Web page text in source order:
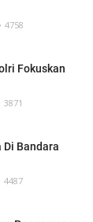
4758
Fokuskan
3871
Bandara
4487